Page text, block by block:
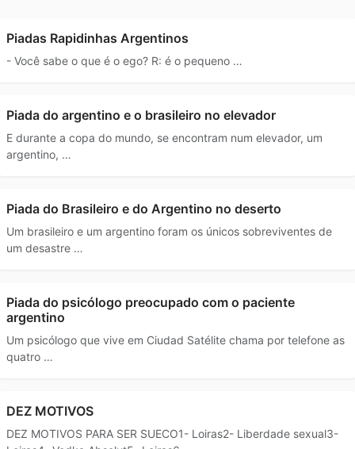
Piadas Rapidinhas Argentinos
- Você sabe o que é o ego? R: é o pequeno …
Piada do argentino e o brasileiro no elevador
E durante a copa do mundo, se encontram num elevador, um
argentino, …
Piada do Brasileiro e do Argentino no deserto
Um brasileiro e um argentino foram os únicos sobreviventes de
um desastre …
Piada do psicólogo preocupado com o paciente
argentino
Um psicólogo que vive em Ciudad Satélite chama por telefone as
quatro …
DEZ MOTIVOS
DEZ MOTIVOS PARA SER SUECO1- Loiras2- Liberdade sexual3-